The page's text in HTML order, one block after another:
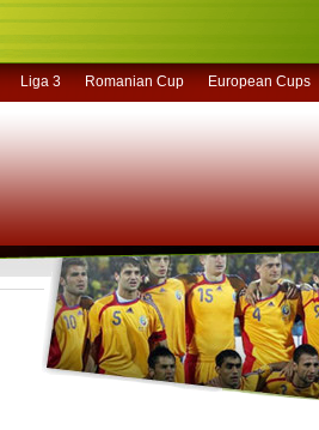
Liga 3 Romanian Cup European Cups